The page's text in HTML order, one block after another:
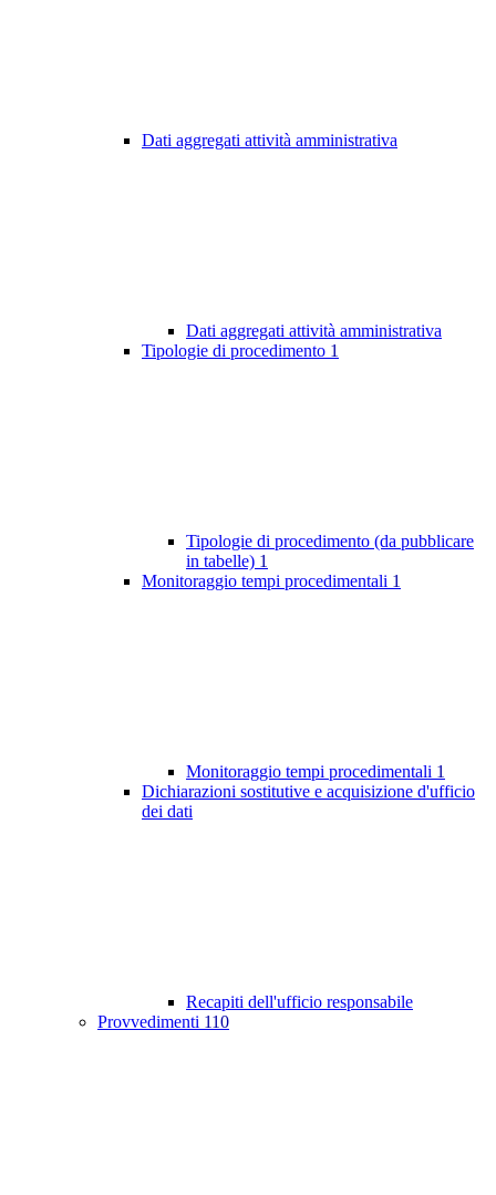
Dati aggregati attività amministrativa
Dati aggregati attività amministrativa
Tipologie di procedimento 1
Tipologie di procedimento (da pubblicare
in tabelle) 1
Monitoraggio tempi procedimentali 1
Monitoraggio tempi procedimentali 1
Dichiarazioni sostitutive e acquisizione d'ufficio
dei dati
Recapiti dell'ufficio responsabile
Provvedimenti 110